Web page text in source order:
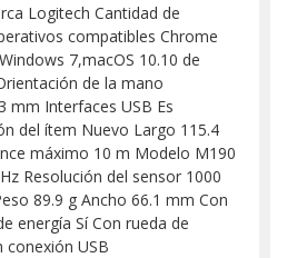
Logitech Cantidad de
compatibles Chrome
7,macOS 10.10 de
de la mano
mm Interfaces USB Es
del ítem Nuevo Largo 115.4
máximo 10 m Modelo M190
Resolución del sensor 1000
89.9 g Ancho 66.1 mm Con
energía Sí Con rueda de
conexión USB